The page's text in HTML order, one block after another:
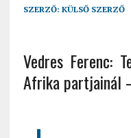
SZERZŐ: KÜLSŐ SZERZŐ
Vedres Ferenc:
Afrika partjainál